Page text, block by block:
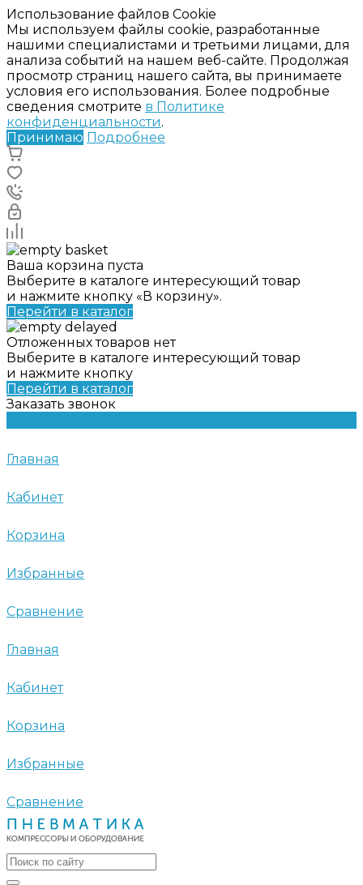
Использование файлов Cookie
Мы используем файлы cookie, разработанные
нашими специалистами и третьими лицами, для
анализа событий на нашем веб-сайте. Продолжая
просмотр страниц нашего сайта, вы принимаете
условия его использования. Более подробные
сведения смотрите в Политике
конфиденциальности.
Принимаю Подробнее
Ваша корзина пуста
Выберите в каталоге интересующий товар
и нажмите кнопку «В корзину».
Перейти в каталог
Отложенных товаров нет
Выберите в каталоге интересующий товар
и нажмите кнопку
Перейти в каталог
Заказать звонок
Главная
Кабинет
Корзина
Избранные
Сравнение
Главная
Кабинет
Корзина
Избранные
Сравнение